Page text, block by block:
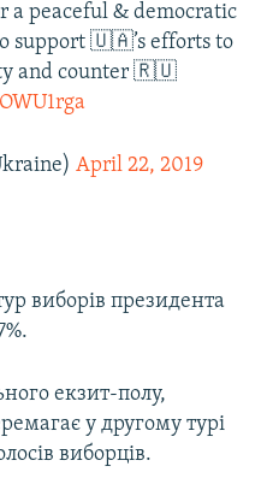
a peaceful & democratic
support 🇺🇦’s efforts to
and counter 🇷🇺
April 22, 2019
виборів президента
екзит-полу,
у другому турі
виборців.